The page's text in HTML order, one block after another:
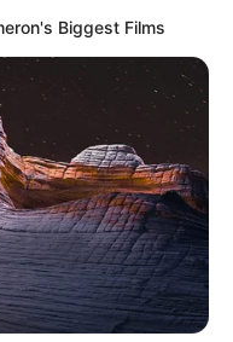
Biggest Films